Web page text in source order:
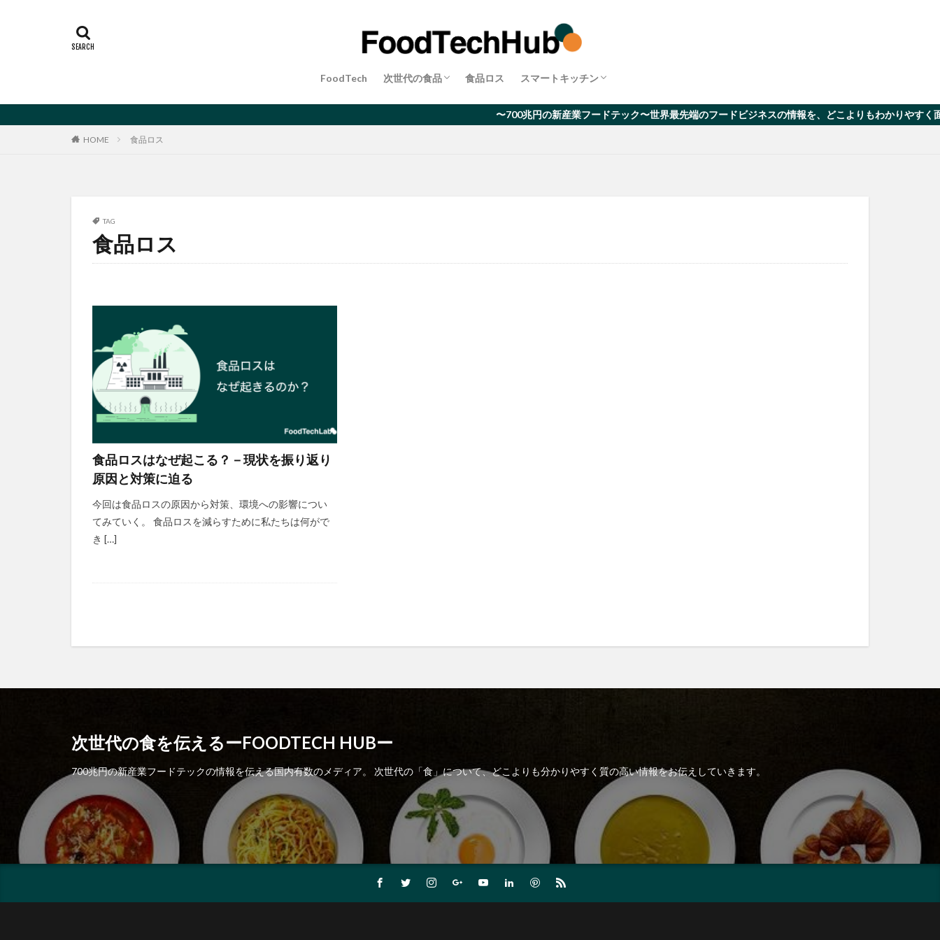
FoodTech 次世代の食品
代替肉
昆虫食
完全食
食品ロス スマートキッチン
店舗DX
〜700兆円の新産業フードテック〜世界最先端のフードビジネスの情報を、どこよりもわかりやすく面白く
HOME 食品ロス
TAG
食品ロス
食品ロスはなぜ起こる？－現状を振り返り
原因と対策に迫る
今回は食品ロスの原因から対策、環境への影響につい
てみていく。 食品ロスを減らすために私たちは何がで
き […]
次世代の食を伝えるーFOODTECH HUBー
700兆円の新産業フードテックの情報を伝える国内有数のメディア。 次世代の「食」について、どこよりも分かりやすく質の高い情報をお伝えしていきます。